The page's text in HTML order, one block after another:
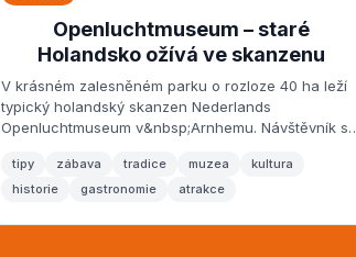
Openluchtmuseum – staré
Holandsko ožívá ve skanzenu
V krásném zalesněném parku o rozloze 40 ha leží
typický holandský skanzen Nederlands
Openluchtmuseum v&nbsp;Arnhemu. Návštěvník se
tipy zábava tradice muzea
kultura
historie
gastronomie atrakce